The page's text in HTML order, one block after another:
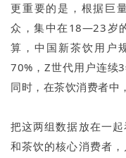
更重要的是，根据巨
众，集中在18—23岁
算，中国新茶饮用户
70%，Z世代用户连续
同时，在茶饮消费者中
把这两组数据放在一
和茶饮的核心消费者，